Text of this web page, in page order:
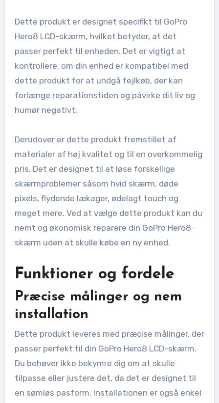
Dette produkt er designet specifikt til GoPro
Hero8 LCD-skærm, hvilket betyder, at det
passer perfekt til enheden. Det er vigtigt at
kontrollere, om din enhed er kompatibel med
dette produkt for at undgå fejlkøb, der kan
forlænge reparationstiden og påvirke dit liv og
humør negativt.
Derudover er dette produkt fremstillet af
materialer af høj kvalitet og til en overkommelig
pris. Det er designet til at løse forskellige
skærmproblemer såsom hvid skærm, døde
pixels, flydende lækager, ødelagt touch og
meget mere. Ved at vælge dette produkt kan du
nemt og økonomisk reparere din GoPro Hero8-
skærm uden at skulle købe en ny enhed.
Funktioner og fordele
Præcise målinger og nem
installation
Dette produkt leveres med præcise målinger, der
passer perfekt til din GoPro Hero8 LCD-skærm.
Du behøver ikke bekymre dig om at skulle
tilpasse eller justere det, da det er designet til
en sømløs pasform. Installationen er også enkel